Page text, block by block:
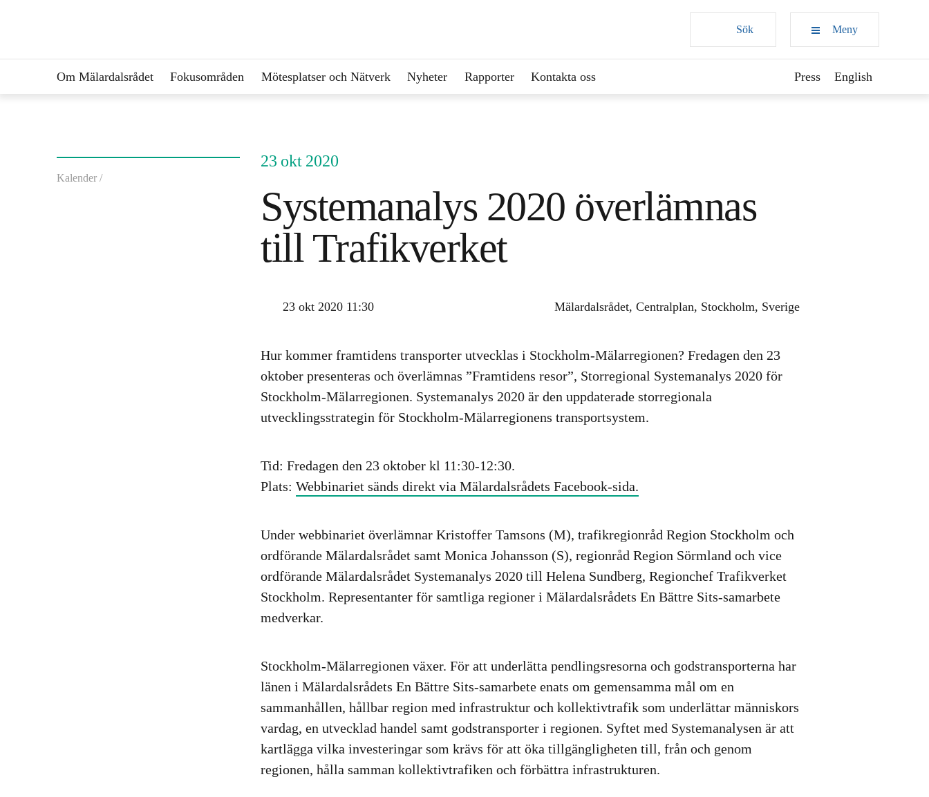
Meny
Sök
Om Mälardalsrådet Fokusområden Mötesplatser och Nätverk Nyheter Rapporter Kontakta oss English
Press
Kalender /
23 okt 2020
Systemanalys 2020 överlämnas
till Trafikverket
23 okt 2020 11:30 Mälardalsrådet, Centralplan, Stockholm, Sverige
Hur kommer framtidens transporter utvecklas i Stockholm-Mälarregionen? Fredagen den 23
oktober presenteras och överlämnas ”Framtidens resor”, Storregional Systemanalys 2020 för
Stockholm-Mälarregionen. Systemanalys 2020 är den uppdaterade storregionala
utvecklingsstrategin för Stockholm-Mälarregionens transportsystem.
Tid: Fredagen den 23 oktober kl 11:30-12:30.
Plats: Webbinariet sänds direkt via Mälardalsrådets Facebook-sida.
Under webbinariet överlämnar Kristoffer Tamsons (M), trafikregionråd Region Stockholm och
ordförande Mälardalsrådet samt Monica Johansson (S), regionråd Region Sörmland och vice
ordförande Mälardalsrådet Systemanalys 2020 till Helena Sundberg, Regionchef Trafikverket
Stockholm. Representanter för samtliga regioner i Mälardalsrådets En Bättre Sits-samarbete
medverkar.
Stockholm-Mälarregionen växer. För att underlätta pendlingsresorna och godstransporterna har
länen i Mälardalsrådets En Bättre Sits-samarbete enats om gemensamma mål om en
sammanhållen, hållbar region med infrastruktur och kollektivtrafik som underlättar människors
vardag, en utvecklad handel samt godstransporter i regionen. Syftet med Systemanalysen är att
kartlägga vilka investeringar som krävs för att öka tillgängligheten till, från och genom
regionen, hålla samman kollektivtrafiken och förbättra infrastrukturen.